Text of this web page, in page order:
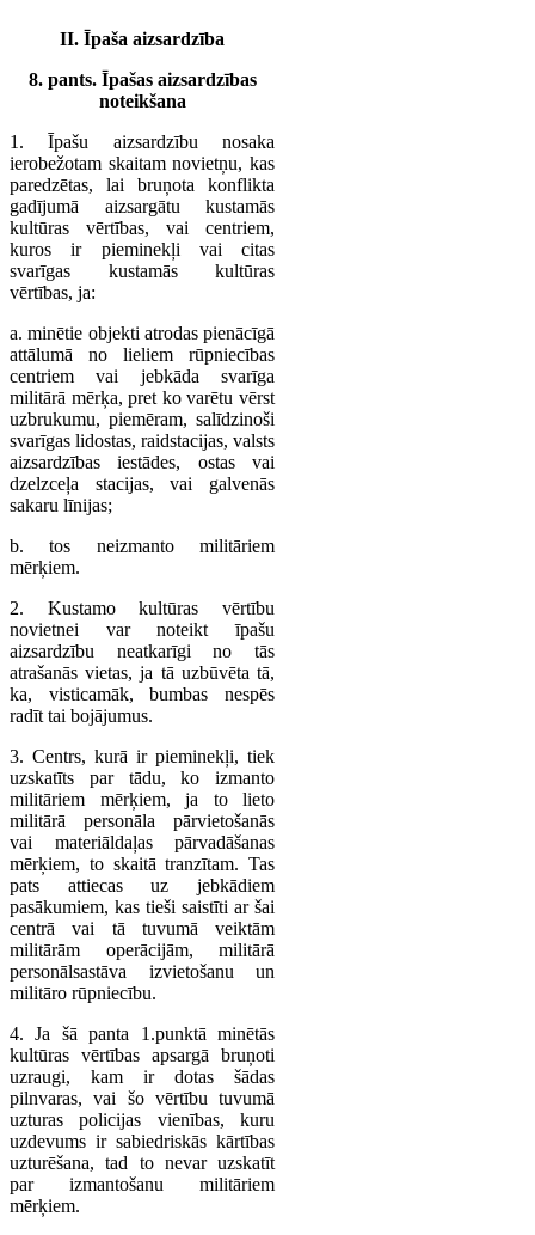
II. Īpaša aizsardzība
8. pants. Īpašas aizsardzības
noteikšana
1. Īpašu aizsardzību nosaka
ierobežotam skaitam novietņu, kas
paredzētas, lai bruņota konflikta
gadījumā aizsargātu kustamās
kultūras vērtības, vai centriem,
kuros ir pieminekļi vai citas
svarīgas kustamās kultūras
vērtības, ja:
a. minētie objekti atrodas pienācīgā
attālumā no lieliem rūpniecības
centriem vai jebkāda svarīga
militārā mērķa, pret ko varētu vērst
uzbrukumu, piemēram, salīdzinoši
svarīgas lidostas, raidstacijas, valsts
aizsardzības iestādes, ostas vai
dzelzceļa stacijas, vai galvenās
sakaru līnijas;
b. tos neizmanto militāriem
mērķiem.
2. Kustamo kultūras vērtību
novietnei var noteikt īpašu
aizsardzību neatkarīgi no tās
atrašanās vietas, ja tā uzbūvēta tā,
ka, visticamāk, bumbas nespēs
radīt tai bojājumus.
3. Centrs, kurā ir pieminekļi, tiek
uzskatīts par tādu, ko izmanto
militāriem mērķiem, ja to lieto
militārā personāla pārvietošanās
vai materiāldaļas pārvadāšanas
mērķiem, to skaitā tranzītam. Tas
pats attiecas uz jebkādiem
pasākumiem, kas tieši saistīti ar šai
centrā vai tā tuvumā veiktām
militārām operācijām, militārā
personālsastāva izvietošanu un
militāro rūpniecību.
4. Ja šā panta 1.punktā minētās
kultūras vērtības apsargā bruņoti
uzraugi, kam ir dotas šādas
pilnvaras, vai šo vērtību tuvumā
uzturas policijas vienības, kuru
uzdevums ir sabiedriskās kārtības
uzturēšana, tad to nevar uzskatīt
par izmantošanu militāriem
mērķiem.